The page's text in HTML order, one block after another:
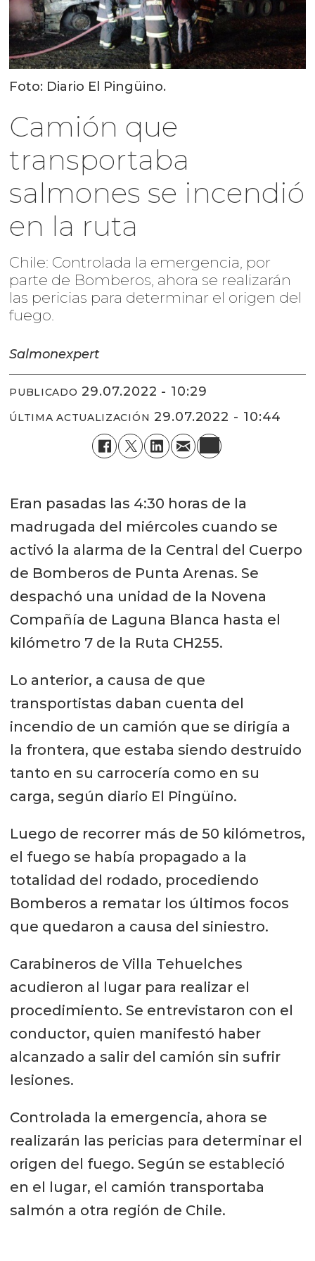
Foto: Diario El Pingüino.
Camión que
transportaba
salmones se incendió
en la ruta
Chile: Controlada la emergencia, por
parte de Bomberos, ahora se realizarán
las pericias para determinar el origen del
fuego.
Salmonexpert
PUBLICADO 29.07.2022 - 10:29
ÚLTIMA ACTUALIZACIÓN 29.07.2022 - 10:44
Eran pasadas las 4:30 horas de la
madrugada del miércoles cuando se
activó la alarma de la Central del Cuerpo
de Bomberos de Punta Arenas. Se
despachó una unidad de la Novena
Compañía de Laguna Blanca hasta el
kilómetro 7 de la Ruta CH255.
Lo anterior, a causa de que
transportistas daban cuenta del
incendio de un camión que se dirigía a
la frontera, que estaba siendo destruido
tanto en su carrocería como en su
carga, según diario El Pingüino.
Luego de recorrer más de 50 kilómetros,
el fuego se había propagado a la
totalidad del rodado, procediendo
Bomberos a rematar los últimos focos
que quedaron a causa del siniestro.
Carabineros de Villa Tehuelches
acudieron al lugar para realizar el
procedimiento. Se entrevistaron con el
conductor, quien manifestó haber
alcanzado a salir del camión sin sufrir
lesiones.
Controlada la emergencia, ahora se
realizarán las pericias para determinar el
origen del fuego. Según se estableció
en el lugar, el camión transportaba
salmón a otra región de Chile.